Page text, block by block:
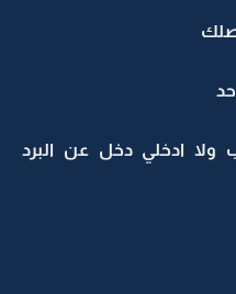
ولا ادخلي دخل عن البرد